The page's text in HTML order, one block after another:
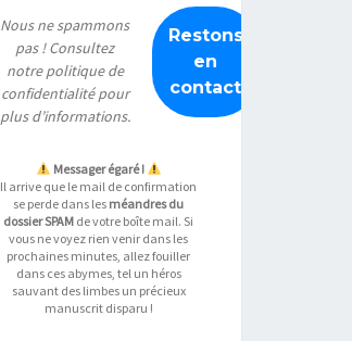
Nous ne spammons
pas ! Consultez
notrepolitique de
confidentialitépour
plus d’informations.
Messager égaré !
Il arrive que le mail de confirmation
se perde dans les méandres du
dossier SPAM de votre boîte mail. Si
vous ne voyez rien venir dans les
prochaines minutes, allez fouiller
dans ces abymes, tel un héros
sauvant des limbes un précieux
manuscrit disparu !